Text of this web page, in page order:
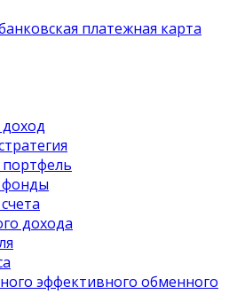
платежная карта
дохода
эффективного обменного